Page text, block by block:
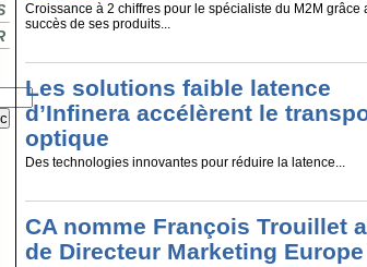
Croissance à 2 chiffres pour le spécialiste du M2M grâce
succès de ses produits...
Les solutions faible latence
d’Infinera accélèrent le
optique
Des technologies innovantes pour réduire la latence...
CA nomme François Trouillet
de Directeur Marketing